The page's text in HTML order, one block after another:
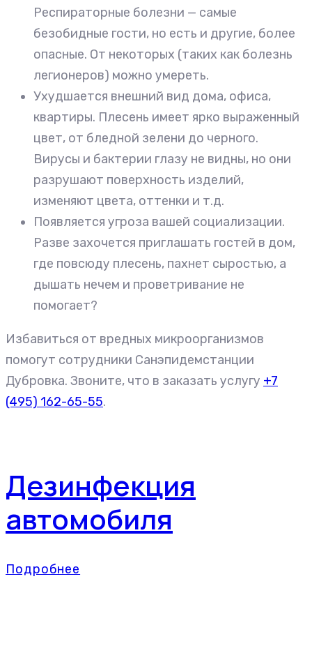
Респираторные болезни — самые
безобидные гости, но есть и другие, более
опасные. От некоторых (таких как болезнь
легионеров) можно умереть.
Ухудшается внешний вид дома, офиса,
квартиры. Плесень имеет ярко выраженный
цвет, от бледной зелени до черного.
Вирусы и бактерии глазу не видны, но они
разрушают поверхность изделий,
изменяют цвета, оттенки и т.д.
Появляется угроза вашей социализации.
Разве захочется приглашать гостей в дом,
где повсюду плесень, пахнет сыростью, а
дышать нечем и проветривание не
помогает?
Избавиться от вредных микроорганизмов
помогут сотрудники Санэпидемстанции
Дубровка. Звоните, что в заказать услугу +7
(495) 162-65-55.
Дезинфекция
автомобиля
Подробнее